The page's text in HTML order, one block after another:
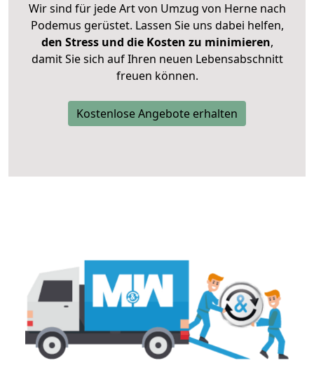
Wir sind für jede Art von Umzug von Herne nach
Podemus gerüstet. Lassen Sie uns dabei helfen,
den Stress und die Kosten zu minimieren,
damit Sie sich auf Ihren neuen Lebensabschnitt
freuen können.
Kostenlose Angebote erhalten